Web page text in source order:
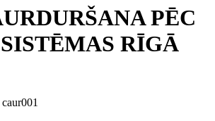
PĒC
RĪGĀ
caur001